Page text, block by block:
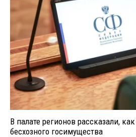
В палате регионов рассказали,
бесхозного госимущества